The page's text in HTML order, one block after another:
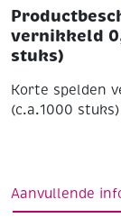
vernikkeld
stuks)
Korte spelden
(c.a.1000 stuks)
Aanvullende